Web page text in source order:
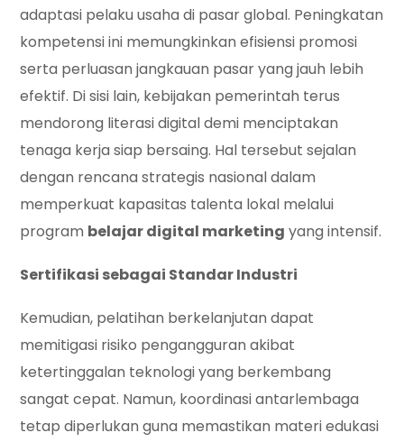
adaptasi pelaku usaha di pasar global. Peningkatan
kompetensi ini memungkinkan efisiensi promosi
serta perluasan jangkauan pasar yang jauh lebih
efektif. Di sisi lain, kebijakan pemerintah terus
mendorong literasi digital demi menciptakan
tenaga kerja siap bersaing. Hal tersebut sejalan
dengan rencana strategis nasional dalam
memperkuat kapasitas talenta lokal melalui
program belajar digital marketing yang intensif.
Sertifikasi sebagai Standar Industri
Kemudian, pelatihan berkelanjutan dapat
memitigasi risiko pengangguran akibat
ketertinggalan teknologi yang berkembang
sangat cepat. Namun, koordinasi antarlembaga
tetap diperlukan guna memastikan materi edukasi